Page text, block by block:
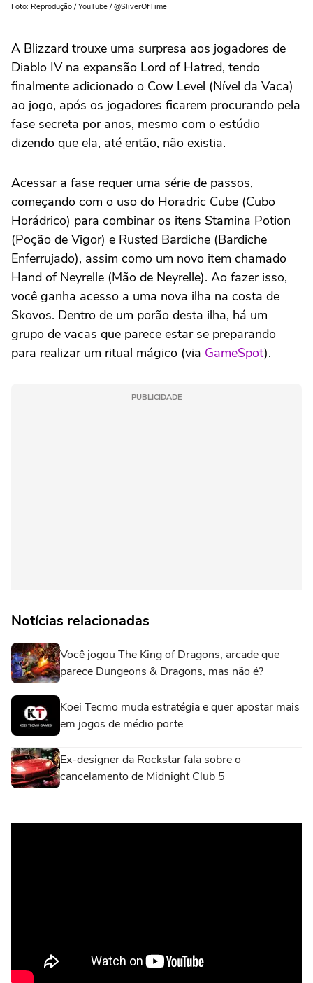
Foto: Reprodução / YouTube / @SliverOfTime
A Blizzard trouxe uma surpresa aos jogadores de
Diablo IV na expansão Lord of Hatred, tendo
finalmente adicionado o Cow Level (Nível da Vaca)
ao jogo, após os jogadores ficarem procurando pela
fase secreta por anos, mesmo com o estúdio
dizendo que ela, até então, não existia.
Acessar a fase requer uma série de passos,
começando com o uso do Horadric Cube (Cubo
Horádrico) para combinar os itens Stamina Potion
(Poção de Vigor) e Rusted Bardiche (Bardiche
Enferrujado), assim como um novo item chamado
Hand of Neyrelle (Mão de Neyrelle). Ao fazer isso,
você ganha acesso a uma nova ilha na costa de
Skovos. Dentro de um porão desta ilha, há um
grupo de vacas que parece estar se preparando
para realizar um ritual mágico (via GameSpot).
PUBLICIDADE
Notícias relacionadas
Você jogou The King of Dragons, arcade que
parece Dungeons & Dragons, mas não é?
Koei Tecmo muda estratégia e quer apostar mais
em jogos de médio porte
Ex-designer da Rockstar fala sobre o
cancelamento de Midnight Club 5